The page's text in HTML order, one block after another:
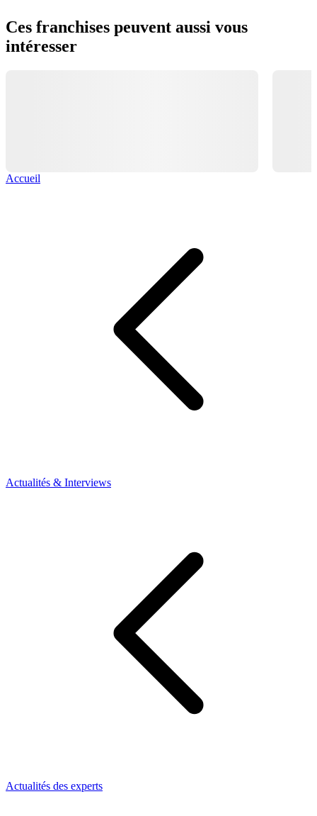
Ces franchises peuvent aussi vous
intéresser
Accueil
Actualités & Interviews
Actualités des experts